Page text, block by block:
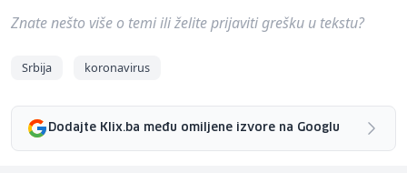
Znate nešto više o temi ili želite prijaviti grešku u tekstu?
Srbija koronavirus
Dodajte Klix.ba među omiljene izvore na Googlu